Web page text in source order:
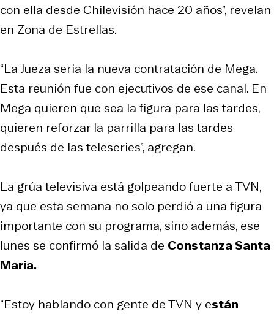
con ella desde Chilevisión hace 20 años”, revelan
en Zona de Estrellas.
“La Jueza seria la nueva contratación de Mega.
Esta reunión fue con ejecutivos de ese canal. En
Mega quieren que sea la figura para las tardes,
quieren reforzar la parrilla para las tardes
después de las teleseries”, agregan.
La grúa televisiva está golpeando fuerte a TVN,
ya que esta semana no solo perdió a una figura
importante con su programa, sino además, ese
lunes se confirmó la salida de Constanza Santa
María.
“Estoy hablando con gente de TVN y están